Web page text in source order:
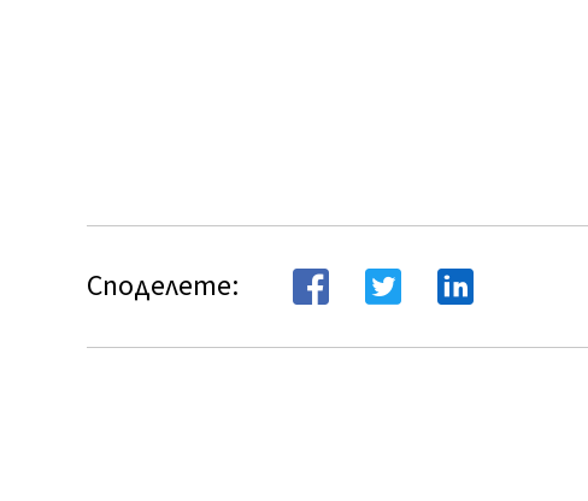
Споделете: